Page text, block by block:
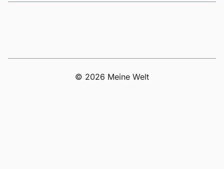
© 2026 Meine Welt